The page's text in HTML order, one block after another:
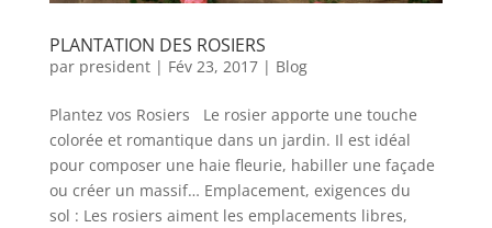
PLANTATION DES ROSIERS
par president| Fév 23, 2017| Blog
Plantez vos Rosiers Le rosier apporte une touche
colorée et romantique dans un jardin. Il est idéal
pour composer une haie fleurie, habiller une façade
ou créer un massif… Emplacement, exigences du
sol : Les rosiers aiment les emplacements libres,